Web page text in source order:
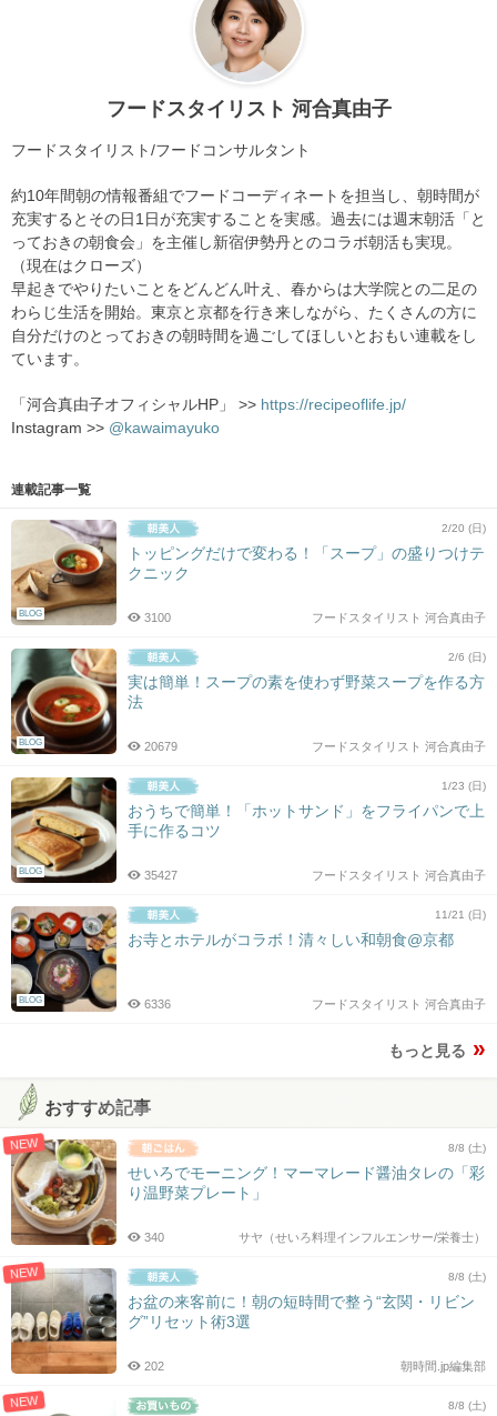
フードスタイリスト 河合真由子
フードスタイリスト/フードコンサルタント
約10年間朝の情報番組でフードコーディネートを担当し、朝時間が
充実するとその日1日が充実することを実感。過去には週末朝活「と
っておきの朝食会」を主催し新宿伊勢丹とのコラボ朝活も実現。
（現在はクローズ）
早起きでやりたいことをどんどん叶え、春からは大学院との二足の
わらじ生活を開始。東京と京都を行き来しながら、たくさんの方に
自分だけのとっておきの朝時間を過ごしてほしいとおもい連載をし
ています。
「河合真由子オフィシャルHP」 >> https://recipeoflife.jp/
Instagram >> @kawaimayuko
連載記事一覧
BLOG
2/20 (日)
トッピングだけで変わる！「スープ」の盛りつけテ
クニック
フードスタイリスト 河合真由子
3100
BLOG
2/6 (日)
実は簡単！スープの素を使わず野菜スープを作る方
法
フードスタイリスト 河合真由子
20679
BLOG
1/23 (日)
おうちで簡単！「ホットサンド」をフライパンで上
手に作るコツ
フードスタイリスト 河合真由子
35427
BLOG
11/21 (日)
お寺とホテルがコラボ！清々しい和朝食@京都
フードスタイリスト 河合真由子
6336
もっと見る
おすすめ記事
NEW 8/8 (土)
せいろでモーニング！マーマレード醤油タレの「彩
り温野菜プレート」
サヤ（せいろ料理インフルエンサー/栄養士）
340
NEW 8/8 (土)
お盆の来客前に！朝の短時間で整う“玄関・リビン
グ”リセット術3選
朝時間.jp編集部
202
NEW 8/8 (土)